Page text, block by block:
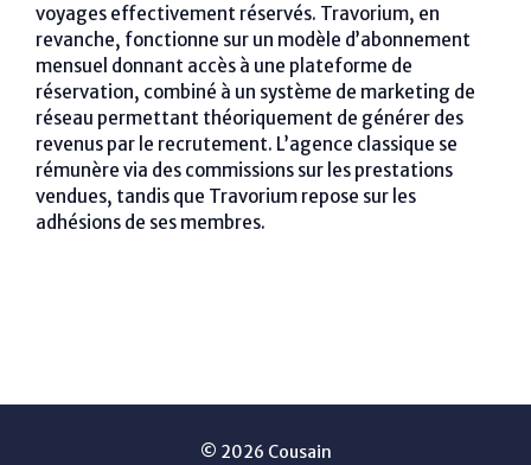
voyages effectivement réservés. Travorium, en
revanche, fonctionne sur un modèle d’abonnement
mensuel donnant accès à une plateforme de
réservation, combiné à un système de marketing de
réseau permettant théoriquement de générer des
revenus par le recrutement. L’agence classique se
rémunère via des commissions sur les prestations
vendues, tandis que Travorium repose sur les
adhésions de ses membres.
© 2026 Cousain